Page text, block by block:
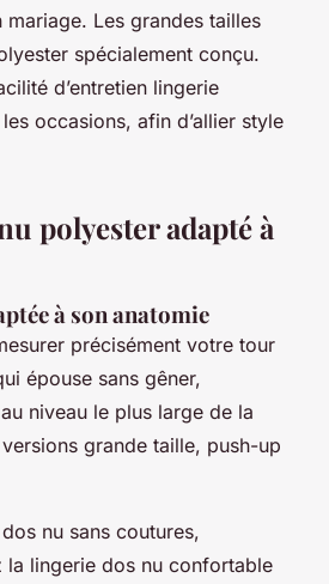
Les grandes tailles
spécialement conçu.
d’entretien lingerie
occasions, afin d’allier style
polyester adapté à
à son anatomie
précisément votre tour
épouse sans gêner,
niveau le plus large de la
grande taille, push-up
nu sans coutures,
la lingerie dos nu confortable